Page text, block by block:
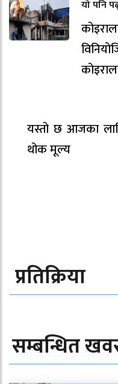
यो पनि
यस्तो छ आजका
थोक मूल्य
प्रतिक्रिया
सम्बन्धित